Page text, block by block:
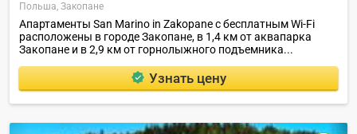
Польша, Закопане
Апартаменты San Marino in Zakopane с бесплатным Wi-Fi
расположены в городе Закопане, в 1,4 км от аквапарка
Закопане и в 2,9 км от горнолыжного подъемника...
Узнать цену